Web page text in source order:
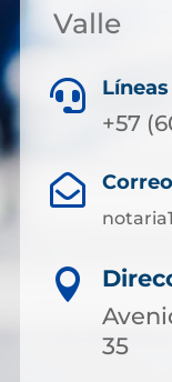
Valle

+57


35